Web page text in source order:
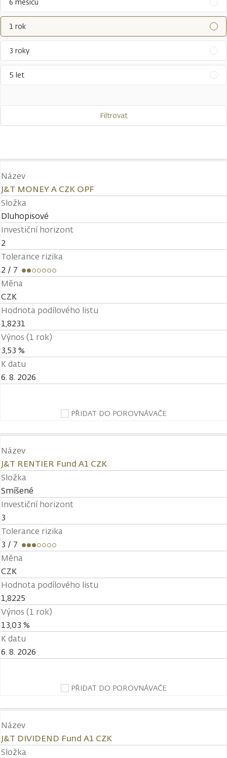
1 rok
3 roky
5 let
Filtrovat
Název
J&T MONEY A CZK OPF
Složka
Dluhopisové
Investiční horizont
2
Tolerance rizika
2 / 7
Měna
CZK
Hodnota podílového listu
1,8231
Výnos (1 rok)
3,53 %
K datu
6. 8. 2026
PŘIDAT DO POROVNÁVAČE
Název
J&T RENTIER Fund A1 CZK
Složka
Smíšené
Investiční horizont
3
Tolerance rizika
3 / 7
Měna
CZK
Hodnota podílového listu
1,8225
Výnos (1 rok)
13,03 %
K datu
6. 8. 2026
PŘIDAT DO POROVNÁVAČE
Název
J&T DIVIDEND Fund A1 CZK
Složka